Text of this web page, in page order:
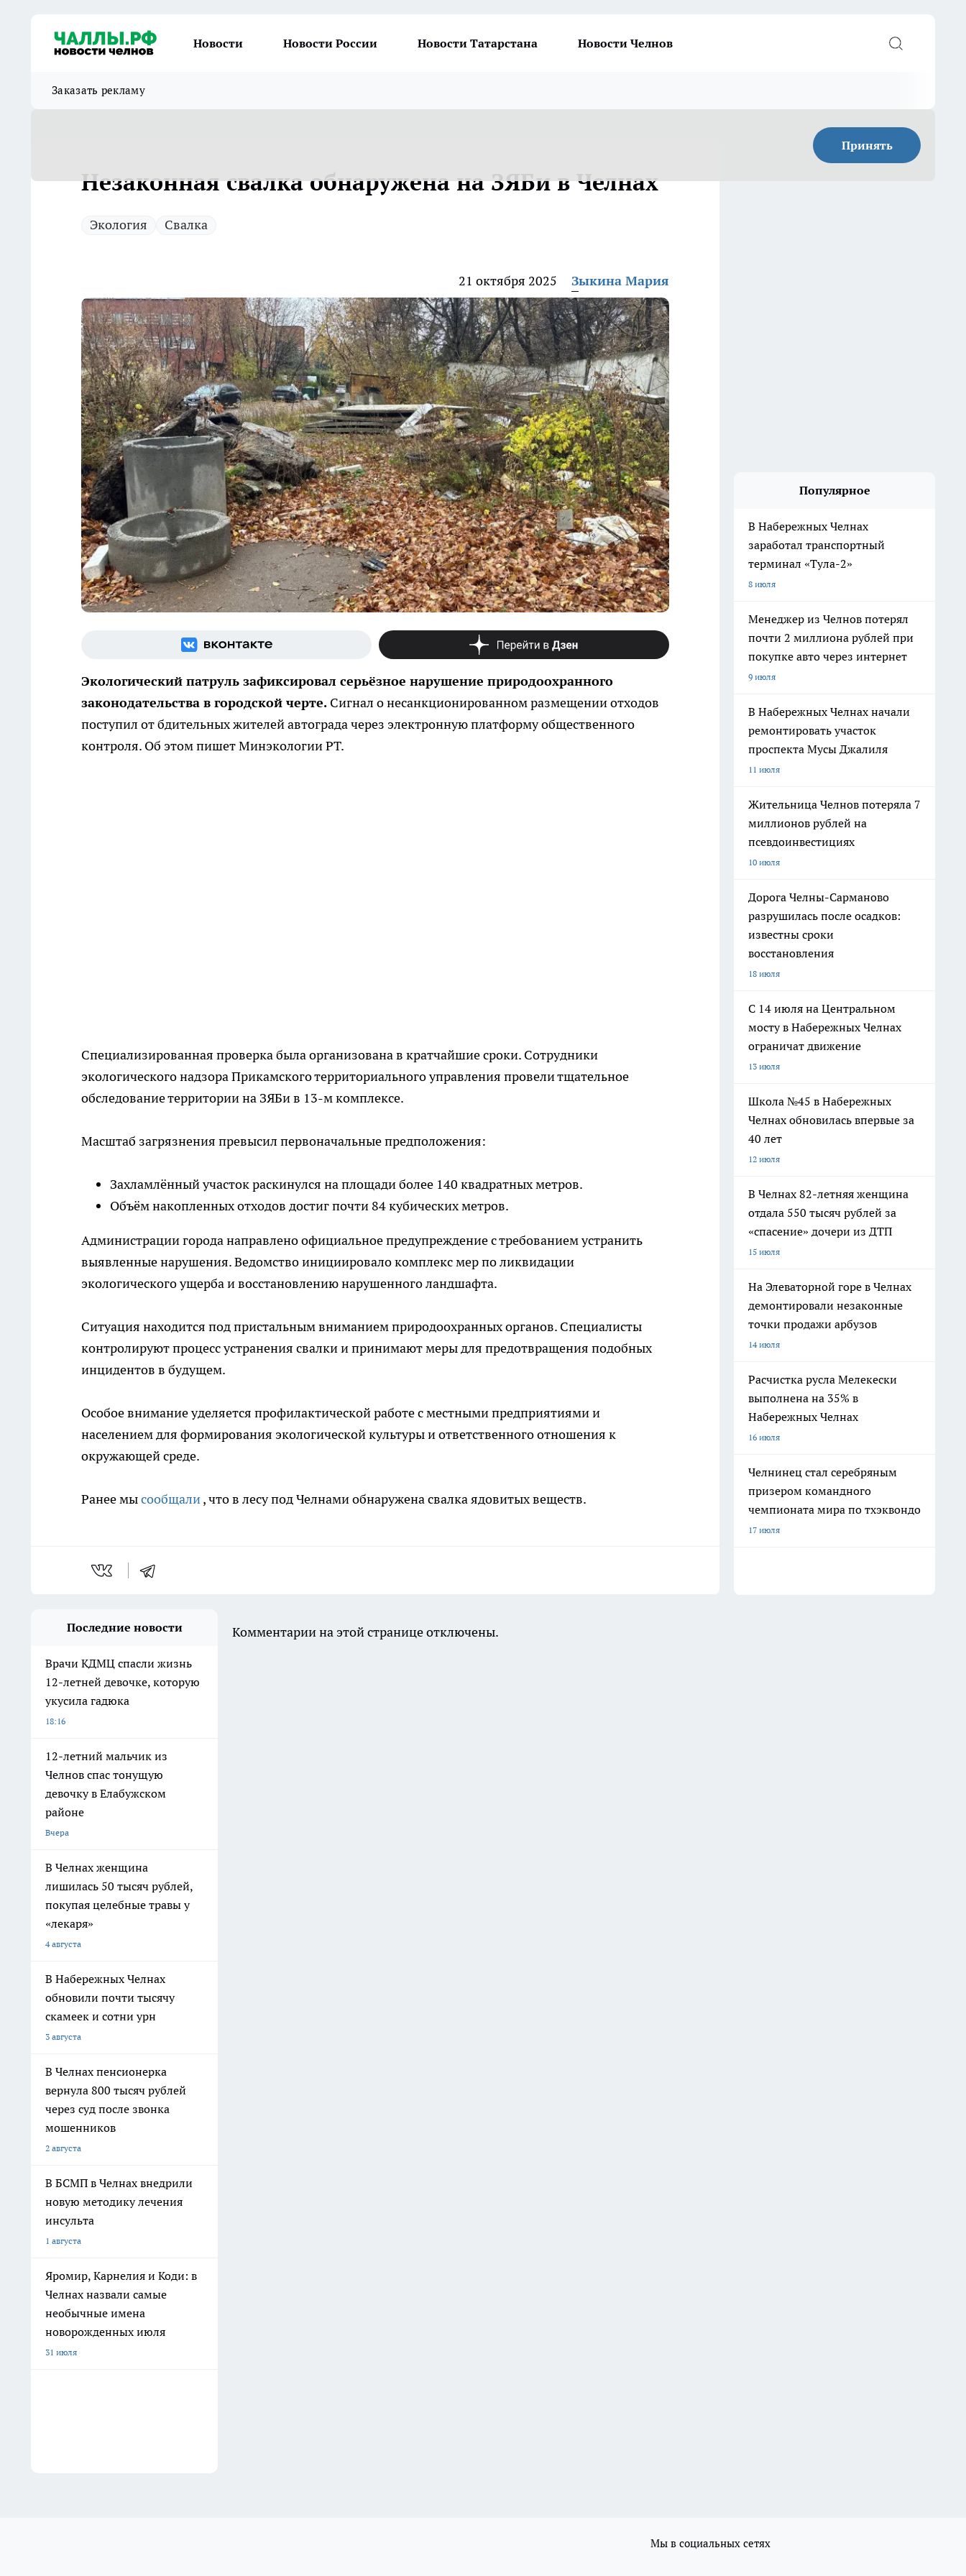
Новости Новости России Новости Татарстана Новости Челнов
Заказать рекламу
Принять
Незаконная свалка обнаружена на ЗЯБи в Челнах
Экология Свалка
21 октября 2025 Зыкина Мария
Экологический патруль зафиксировал серьёзное нарушение природоохранного
законодательства в городской черте. Сигнал о несанкционированном размещении отходов
поступил от бдительных жителей автограда через электронную платформу общественного
контроля. Об этом пишет Минэкологии РТ.
Специализированная проверка была организована в кратчайшие сроки. Сотрудники
экологического надзора Прикамского территориального управления провели тщательное
обследование территории на ЗЯБи в 13-м комплексе.
Масштаб загрязнения превысил первоначальные предположения:
Захламлённый участок раскинулся на площади более 140 квадратных метров.
Объём накопленных отходов достиг почти 84 кубических метров.
Администрации города направлено официальное предупреждение с требованием устранить
выявленные нарушения. Ведомство инициировало комплекс мер по ликвидации
экологического ущерба и восстановлению нарушенного ландшафта.
Ситуация находится под пристальным вниманием природоохранных органов. Специалисты
контролируют процесс устранения свалки и принимают меры для предотвращения подобных
инцидентов в будущем.
Особое внимание уделяется профилактической работе с местными предприятиями и
населением для формирования экологической культуры и ответственного отношения к
окружающей среде.
Ранее мысообщали, что в лесу под Челнами обнаружена свалка ядовитых веществ.
Популярное
В Набережных Челнах
заработал транспортный
терминал «Тула-2»
8 июля
Менеджер из Челнов потерял
почти 2 миллиона рублей при
покупке авто через интернет
9 июля
В Набережных Челнах начали
ремонтировать участок
проспекта Мусы Джалиля
11 июля
Жительница Челнов потеряла 7
миллионов рублей на
псевдоинвестициях
10 июля
Дорога Челны-Сарманово
разрушилась после осадков:
известны сроки
восстановления
18 июля
С 14 июля на Центральном
мосту в Набережных Челнах
ограничат движение
13 июля
Школа №45 в Набережных
Челнах обновилась впервые за
40 лет
12 июля
В Челнах 82-летняя женщина
отдала 550 тысяч рублей за
«спасение» дочери из ДТП
15 июля
На Элеваторной горе в Челнах
демонтировали незаконные
точки продажи арбузов
14 июля
Расчистка русла Мелекески
выполнена на 35% в
Набережных Челнах
16 июля
Челнинец стал серебряным
призером командного
чемпионата мира по тхэквондо
17 июля
Последние новости
Врачи КДМЦ спасли жизнь
12-летней девочке, которую
укусила гадюка
18:16
12-летний мальчик из
Челнов спас тонущую
девочку в Елабужском
районе
Вчера
В Челнах женщина
лишилась 50 тысяч рублей,
покупая целебные травы у
«лекаря»
4 августа
В Набережных Челнах
обновили почти тысячу
скамеек и сотни урн
3 августа
В Челнах пенсионерка
вернула 800 тысяч рублей
через суд после звонка
мошенников
2 августа
В БСМП в Челнах внедрили
новую методику лечения
инсульта
1 августа
Яромир, Карнелия и Коди: в
Челнах назвали самые
необычные имена
новорожденных июля
31 июля
Комментарии на этой странице отключены.
Мы в социальных сетях